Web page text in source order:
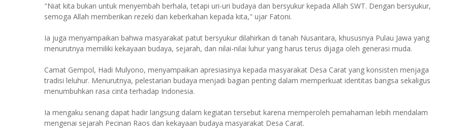
"Niat kita bukan untuk menyembah berhala, tetapi uri-uri budaya dan bersyukur kepada Allah SWT. Dengan bersyukur,
semoga Allah memberikan rezeki dan keberkahan kepada kita," ujar Fatoni.
Ia juga menyampaikan bahwa masyarakat patut bersyukur dilahirkan di tanah Nusantara, khususnya Pulau Jawa yang
menurutnya memiliki kekayaan budaya, sejarah, dan nilai-nilai luhur yang harus terus dijaga oleh generasi muda.
Camat Gempol, Hadi Mulyono, menyampaikan apresiasinya kepada masyarakat Desa Carat yang konsisten menjaga
tradisi leluhur. Menurutnya, pelestarian budaya menjadi bagian penting dalam memperkuat identitas bangsa sekaligus
menumbuhkan rasa cinta terhadap Indonesia.
Ia mengaku senang dapat hadir langsung dalam kegiatan tersebut karena memperoleh pemahaman lebih mendalam
mengenai sejarah Pecinan Raos dan kekayaan budaya masyarakat Desa Carat.